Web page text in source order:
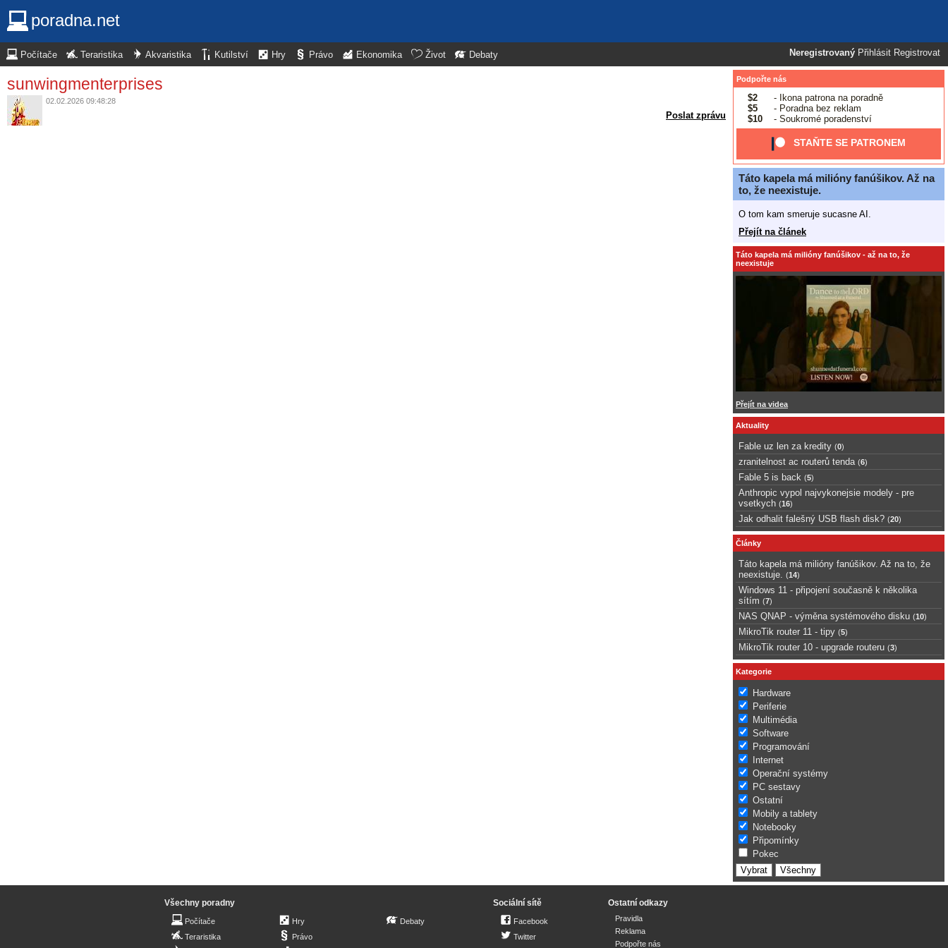
poradna.net
Neregistrovaný Přihlásit Registrovat
Počítače Teraristika Akvaristika Kutilství Hry Právo Ekonomika Život Debaty
sunwingmenterprises
02.02.2026 09:48:28
Poslat zprávu
Podpořte nás
$2
- Ikona patrona na poradně
$5
- Poradna bez reklam
$10
- Soukromé poradenství
STAŇTE SE PATRONEM
Táto kapela má milióny fanúšikov. Až na
to, že neexistuje.
O tom kam smeruje sucasne AI.
Přejít na článek
Táto kapela má milióny fanúšikov - až na to, že
neexistuje
Přejít na videa
Aktuality
Fable uz len za kredity (0)
zranitelnost ac routerů tenda (6)
Fable 5 is back (5)
Anthropic vypol najvykonejsie modely - pre
vsetkych (16)
Jak odhalit falešný USB flash disk? (20)
Články
Táto kapela má milióny fanúšikov. Až na to, že
neexistuje.
(14)
Windows 11 - připojení současně k několika
sítím (7)
NAS QNAP - výměna systémového disku (10)
MikroTik router 11 - tipy (5)
MikroTik router 10 - upgrade routeru (3)
Kategorie
Hardware
Periferie
Multimédia
Software
Programování
Internet
Operační systémy
PC sestavy
Ostatní
Mobily a tablety
Notebooky
Připomínky
Pokec
Všechny poradny
Počítače
Teraristika
Hry
Právo
Debaty
Sociální sítě
Facebook
Twitter
Ostatní odkazy
Pravidla
Reklama
Podpořte nás